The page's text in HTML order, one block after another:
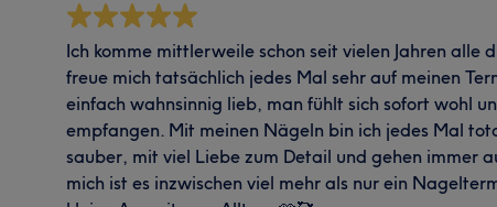
Ich komme mittlerweile schon seit vielen Jahren alle
freue mich tatsächlich jedes Mal sehr auf meinen
einfach wahnsinnig lieb, man fühlt sich sofort wohl
empfangen. Mit meinen Nägeln bin ich jedes Mal
sauber, mit viel Liebe zum Detail und gehen immer
mich ist es inzwischen viel mehr als nur ein